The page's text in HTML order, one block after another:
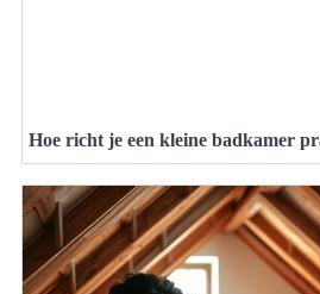
Hoe richt je een kleine badkamer